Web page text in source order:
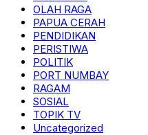
OLAH RAGA
PAPUA CERAH
PENDIDIKAN
PERISTIWA
POLITIK
PORT NUMBAY
RAGAM
SOSIAL
TOPIK TV
Uncategorized